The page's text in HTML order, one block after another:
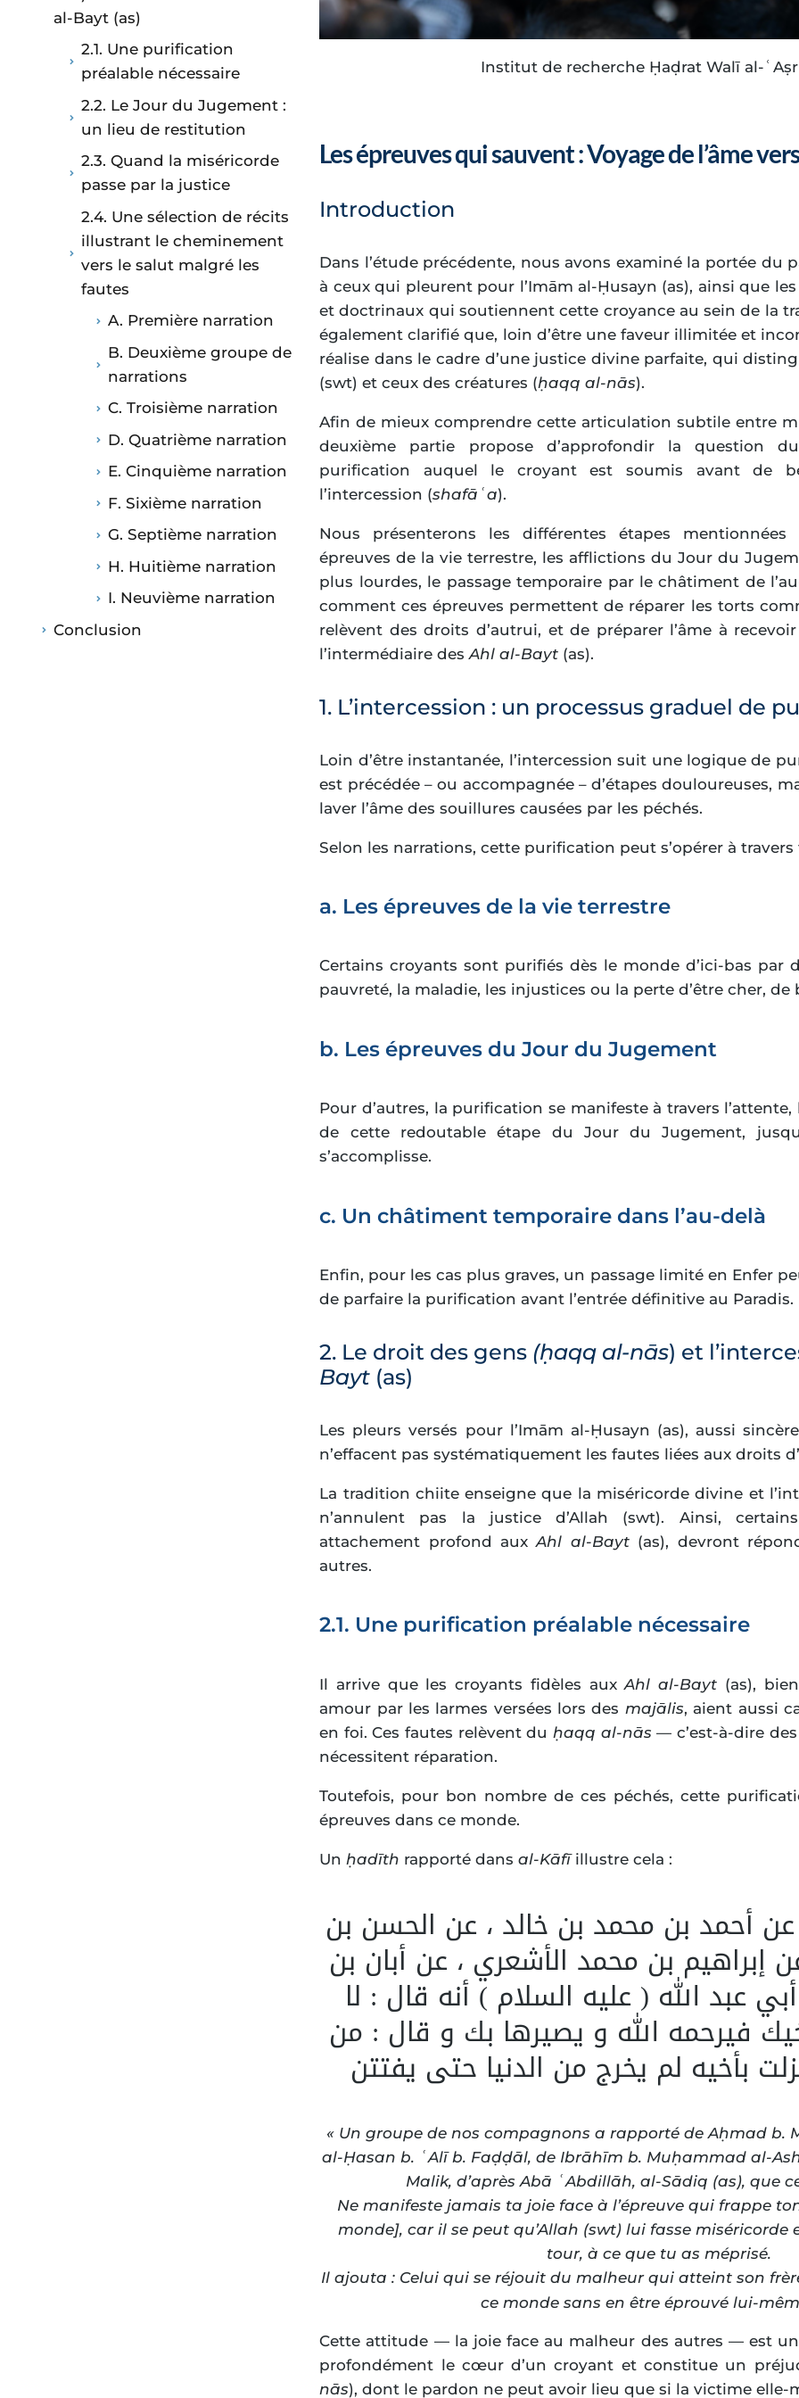
al-Bayt (as)
2.1. Une purification
préalable nécessaire
2.2. Le Jour du Jugement :
un lieu de restitution
2.3. Quand la miséricorde
passe par la justice
2.4. Une sélection de récits
illustrant le cheminement
vers le salut malgré les
fautes
A. Première narration
B. Deuxième groupe de
narrations
C. Troisième narration
D. Quatrième narration
E. Cinquième narration
F. Sixième narration
G. Septième narration
H. Huitième narration
I. Neuvième narration
Conclusion
Institut de recherche Ḥaḍrat Walī al-
Les épreuves qui sauvent : Voyage de l’âme
Introduction
Dans l’étude précédente, nous avons examiné la portée du
à ceux qui pleurent pour l’Imām al-Ḥusayn (as), ainsi que
et doctrinaux qui soutiennent cette croyance au sein de la
également clarifié que, loin d’être une faveur illimitée et
réalise dans le cadre d’une justice divine parfaite, qui
(swt) et ceux des créatures (ḥaqq al-nās).
Afin de mieux comprendre cette articulation subtile entre
deuxième partie propose d’approfondir la question
purification auquel le croyant est soumis avant de
l’intercession (shafāʿa).
Nous présenterons les différentes étapes
épreuves de la vie terrestre, les afflictions du Jour du
plus lourdes, le passage temporaire par le châtiment de
comment ces épreuves permettent de réparer les torts
relèvent des droits d’autrui, et de préparer l’âme à
l’intermédiaire desAhl al-Bayt (as).
1. L’intercession : un processus graduel de
Loin d’être instantanée, l’intercession suit une logique de
est précédée – ou accompagnée – d’étapes douloureuses,
laver l’âme des souillures causées par les péchés.
Selon les narrations, cette purification peut s’opérer à
a. Les épreuves de la vie terrestre
Certains croyants sont purifiés dès le monde d’ici-bas par
pauvreté, la maladie, les injustices ou la perte d’être cher,
b. Les épreuves du Jour du Jugement
Pour d’autres, la purification se manifeste à travers
de cette redoutable étape du Jour du Jugement,
s’accomplisse.
c. Un châtiment temporaire dans l’au-delà
Enfin, pour les cas plus graves, un passage limité en Enfer
de parfaire la purification avant l’entrée définitive au Paradis.
2. Le droit des gens (ḥaqq al-nās) et
Bayt (as)
Les pleurs versés pour l’Imām al-Ḥusayn (as), aussi
n’effacent pas systématiquement les fautes liées aux droits
La tradition chiite enseigne que la miséricorde divine et
n’annulent pas la justice d’Allah (swt). Ainsi,
attachement profond auxAhl al-Bayt(as), devront
autres.
2.1. Une purification préalable nécessaire
Il arrive que les croyants fidèles auxAhl al-Bayt (as),
amour par les larmes versées lors des majālis, aient aussi
en foi. Ces fautes relèvent du ḥaqq al-nās — c’est-à-dire
nécessitent réparation.
Toutefois, pour bon nombre de ces péchés, cette
épreuves dans ce monde.
Un ḥadīth rapporté dansal-Kāfīillustre cela :
عن أحمد بن محمد بن خالد ، عن الحسن بن
بن محمد الأشعري ، عن أبان بن
عبد الله ( عليه السلام ) أنه قال : لا
فيرحمه الله و يصيرها بك و قال : من
بأخيه لم يخرج من الدنيا حتى يفتتن
« Un groupe de nos compagnons a rapporté de Aḥmad b.
al-Ḥasan b. ʿAlī b. Faḍḍāl, de Ibrāhīm b. Muḥammad al-
Malik, d’après Abā ʿAbdillāh, al-Sādiq (as), que
Ne manifeste jamais ta joie face à l’épreuve qui frappe
monde], car il se peut qu’Allah (swt) lui fasse miséricorde
tour, à ce que tu as méprisé.
Il ajouta : Celui qui se réjouit du malheur qui atteint son
ce monde sans en être éprouvé lui-
Cette attitude — la joie face au malheur des autres — est
profondément le cœur d’un croyant et constitue un
nās), dont le pardon ne peut avoir lieu que si la victime elle-